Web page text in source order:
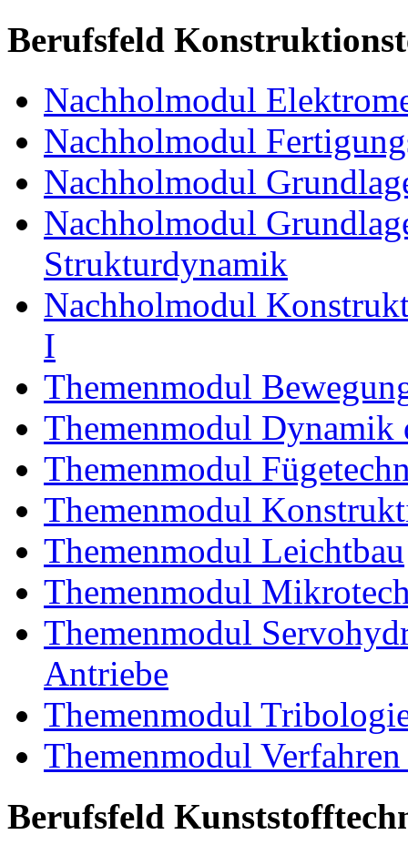
Berufsfeld
Nachholmodul
Nachholmodul
Nachholmodul
Nachholmodul
Strukturdynamik
Nachholmodul
I
Themenmodul
Themenmodul Dynamik
Themenmodul
Themenmodul
Themenmodul Leichtbau
Themenmodul
Themenmodul
Antriebe
Themenmodul
Themenmodul
Berufsfeld